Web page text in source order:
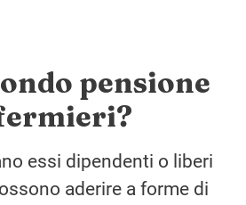
pensione
essi dipendenti o liberi
aderire a forme di